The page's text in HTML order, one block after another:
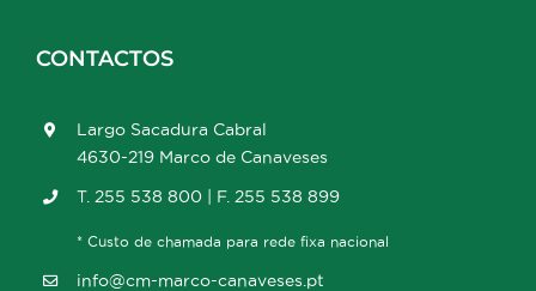
CONTACTOS
Largo Sacadura Cabral
4630-219 Marco de Canaveses
T. 255 538 800 | F. 255 538 899
* Custo de chamada para rede fixa nacional
info@cm-marco-canaveses.pt